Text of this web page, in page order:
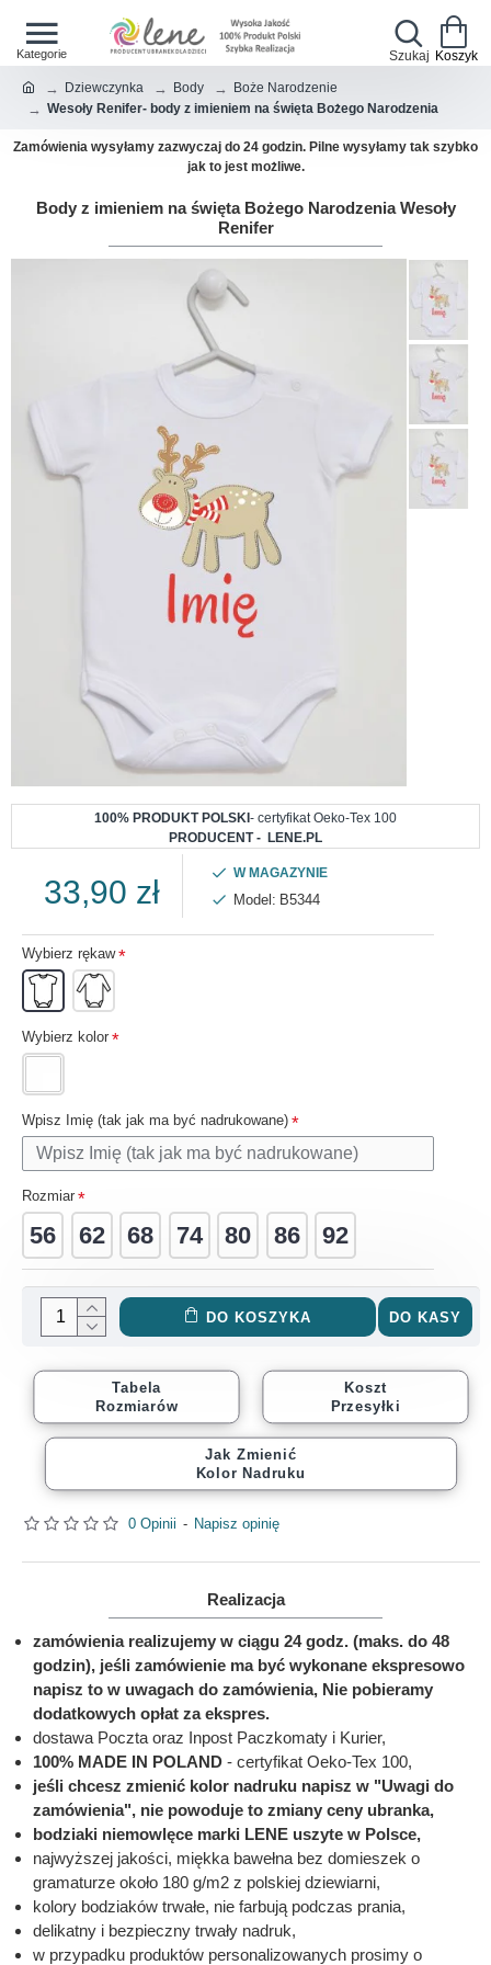
Dziewczynka Body
Boże Narodzenie
Wesoły Renifer- body z imieniem na święta Bożego Narodzenia
Zamówienia wysyłamy zazwyczaj do 24 godzin. Pilne wysyłamy tak szybko
jak to jest możliwe.
Body z imieniem na święta Bożego Narodzenia Wesoły
Renifer
100% PRODUKT POLSKI - certyfikat Oeko-Tex 100
PRODUCENT - LENE.PL
0 Opinii - Napisz opinię
33,90 zł
W MAGAZYNIE
Model: B5344
Wybierz rękaw
Wybierz kolor
Wpisz Imię (tak jak ma być nadrukowane)
Rozmiar
56 62 68 74 80 86 92
DO KOSZYKA DO KASY
Tabela
Rozmiarów
Koszt
Przesyłki
Jak Zmienić
Kolor Nadruku
Realizacja
zamówienia realizujemy w ciągu 24 godz. (maks. do 48
godzin), jeśli zamówienie ma być wykonane ekspresowo
napisz to w uwagach do zamówienia, Nie pobieramy
dodatkowych opłat za ekspres.
dostawa Poczta oraz Inpost Paczkomaty i Kurier,
100% MADE IN POLAND - certyfikat Oeko-Tex 100,
jeśli chcesz zmienić kolor nadruku napisz w "Uwagi do
zamówienia", nie powoduje to zmiany ceny ubranka,
bodziaki niemowlęce marki LENE uszyte w Polsce,
najwyższej jakości, miękka bawełna bez domieszek o
gramaturze około 180 g/m2 z polskiej dziewiarni,
kolory bodziaków trwałe, nie farbują podczas prania,
delikatny i bezpieczny trwały nadruk,
w przypadku produktów personalizowanych prosimy o